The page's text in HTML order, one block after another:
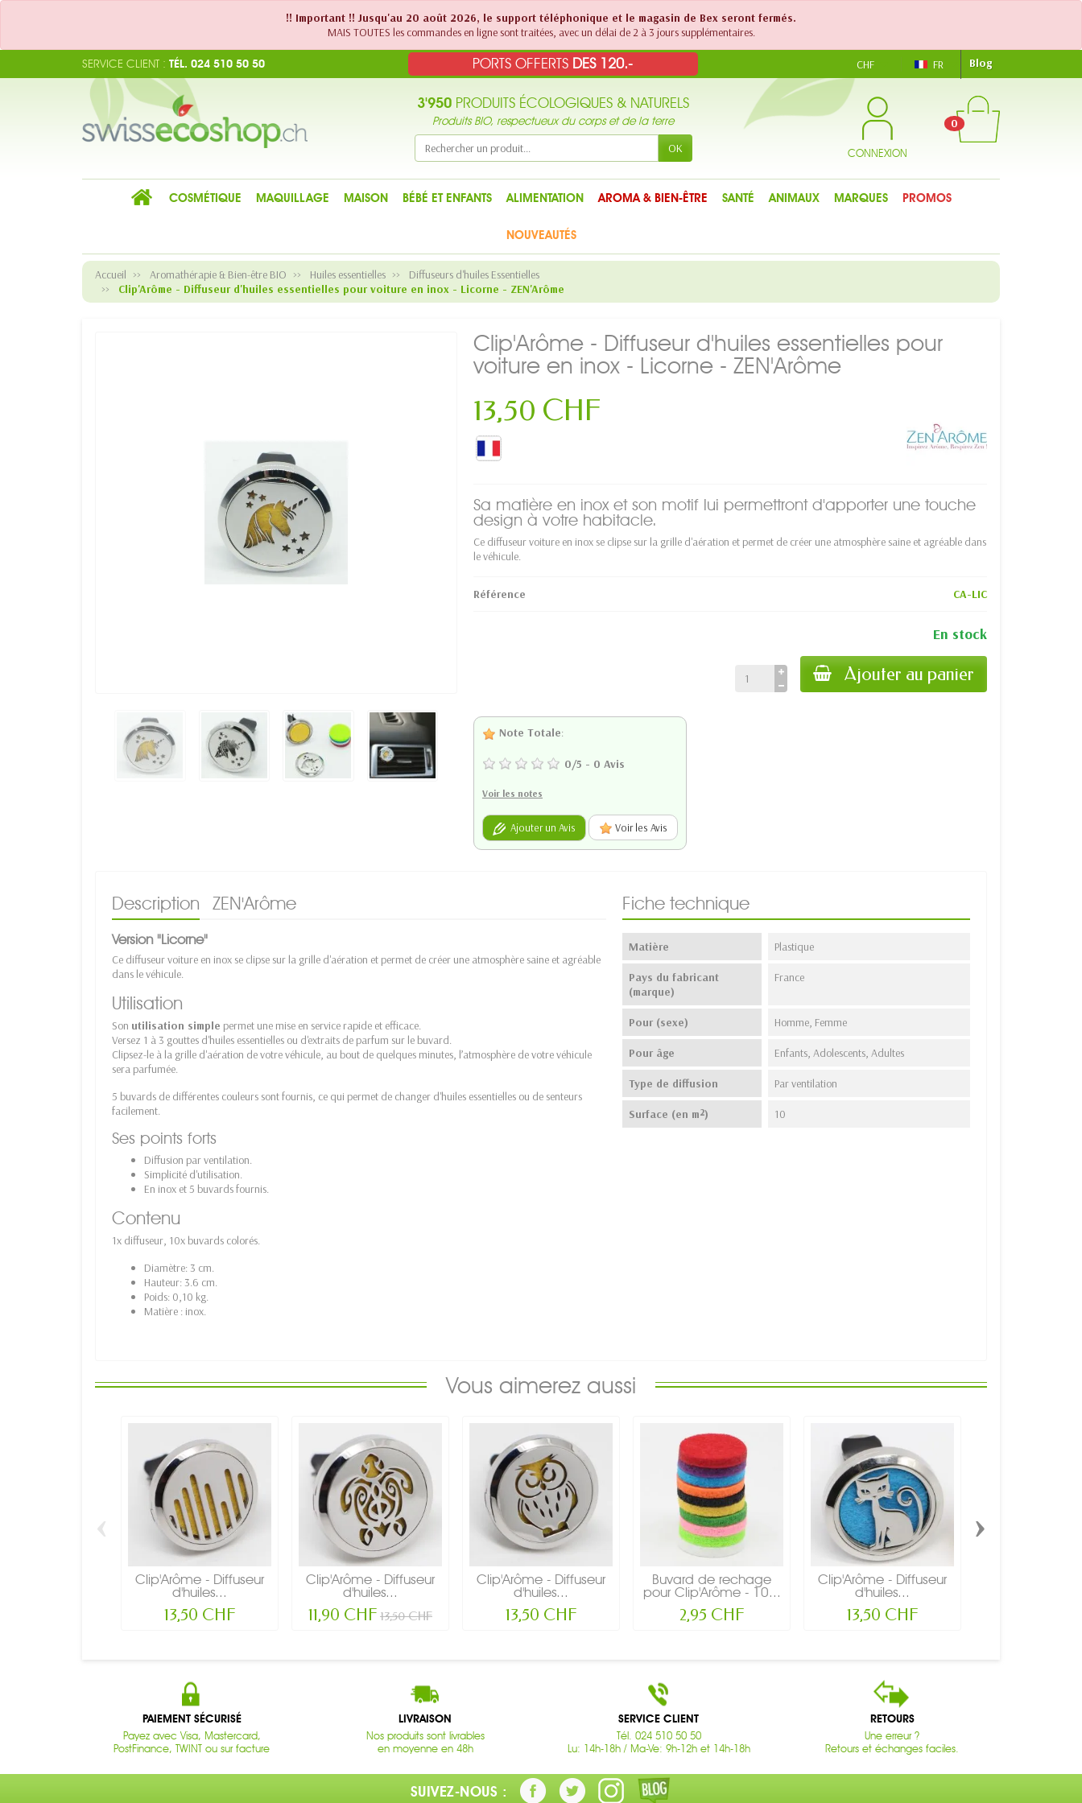
!! Important !! Jusqu'au 20 août 2026, le support téléphonique et le magasin de Bex seront fermés.
MAIS TOUTES les commandes en ligne sont traitées, avec un délai de 2 à 3 jours supplémentaires.
PORTS OFFERTS DES 120.-
SERVICE CLIENT : TÉL. 024 510 50 50 CHF FR Blog
3'950 PRODUITS ÉCOLOGIQUES & NATURELS
Produits BIO, respectueux du corps et de la terre
OK CONNEXION
0
COSMÉTIQUE MAQUILLAGE MAISON BÉBÉ ET ENFANTS ALIMENTATION AROMA & BIEN-ÊTRE SANTÉ ANIMAUX MARQUES PROMOS
NOUVEAUTÉS
Accueil Aromathérapie & Bien-être BIO Huiles essentielles
Diffuseurs d'huiles Essentielles
Clip'Arôme - Diffuseur d'huiles essentielles pour voiture en inox - Licorne - ZEN'Arôme
Clip'Arôme - Diffuseur d'huiles essentielles pour
voiture en inox - Licorne - ZEN'Arôme
13,50 CHF
Sa matière en inox et son motif lui permettront d'apporter une touche
design à votre habitacle.
Ce diffuseur voiture en inox se clipse sur la grille d'aération et permet de créer une atmosphère saine et agréable dans
le véhicule.
Référence CA-LIC
En stock
Ajouter au panier
Note Totale:
0/5 - 0 Avis
Voir les notes
Ajouter un Avis Voir les Avis
Description ZEN'Arôme
Version "Licorne"
Ce diffuseur voiture en inox se clipse sur la grille d'aération et permet de créer une atmosphère saine et agréable
dans le véhicule.
Utilisation
Son utilisation simple permet une mise en service rapide et efficace.
Versez 1 à 3 gouttes d'huiles essentielles ou d'extraits de parfum sur le buvard.
Clipsez-le à la grille d'aération de votre véhicule, au bout de quelques minutes, l’atmosphère de votre véhicule
sera parfumée.
5 buvards de différentes couleurs sont fournis, ce qui permet de changer d'huiles essentielles ou de senteurs
facilement.
Ses points forts
Diffusion par ventilation.
Simplicité d'utilisation.
En inox et 5 buvards fournis.
Contenu
1x diffuseur, 10x buvards colorés.
Diamètre: 3 cm.
Hauteur: 3.6 cm.
Poids: 0,10 kg.
Matière : inox.
Fiche technique
Matière Plastique
Pays du fabricant
(marque)
France
Pour (sexe) Homme, Femme
Pour âge Enfants, Adolescents, Adultes
Type de diffusion Par ventilation
Surface (en m²) 10
Vous aimerez aussi
Clip'Arôme - Diffuseur
d'huiles...
13,50 CHF
Clip'Arôme - Diffuseur
d'huiles...
11,90 CHF 13,50 CHF
Clip'Arôme - Diffuseur
d'huiles...
13,50 CHF
Buvard de rechage
pour Clip'Arôme - 10...
2,95 CHF
Clip'Arôme - Diffuseur
d'huiles...
13,50 CHF
‹ ›
PAIEMENT SÉCURISÉ
Payez avec Visa, Mastercard,
PostFinance, TWINT ou sur facture
LIVRAISON
Nos produits sont livrables
en moyenne en 48h
SERVICE CLIENT
Tél. 024 510 50 50
Lu: 14h-18h / Ma-Ve: 9h-12h et 14h-18h
RETOURS
Une erreur ?
Retours et échanges faciles.
SUIVEZ-NOUS :